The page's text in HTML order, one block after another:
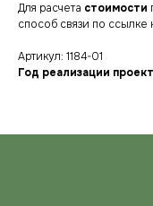
Для расчета стоимости
способ связи по ссылке
Артикул: 1184-01
Год реализации